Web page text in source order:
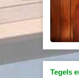
Tegels